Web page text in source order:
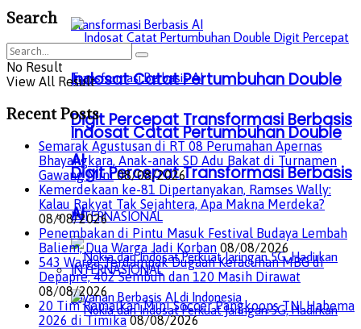
Indosat Catat Pertumbuhan Double
Digit Percepat Transformasi Berbasis
AI
INTERNASIONAL
Indosat Catat Pertumbuhan Double
Digit Percepat Transformasi Berbasis
AI
INTERNASIONAL
Search
No Result
View All Result
Recent Posts
Semarak Agustusan di RT 08 Perumahan Apernas
Bhayangkara, Anak-anak SD Adu Bakat di Turnamen
Gawang Mini 08/08/2026
Kemerdekaan ke-81 Dipertanyakan, Ramses Wally:
Kalau Rakyat Tak Sejahtera, Apa Makna Merdeka?
08/08/2026
Penembakan di Pintu Masuk Festival Budaya Lembah
Baliem, Dua Warga Jadi Korban 08/08/2026
543 Warga Terdampak Dugaan Keracunan MBG di
Depapre, 402 Sembuh dan 120 Masih Dirawat
08/08/2026
20 Tim Ramaikan Mini Soccer Pangkoops TNI Habema
2026 di Timika 08/08/2026